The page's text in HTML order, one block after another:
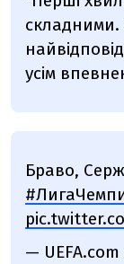
складними.
усім
Браво,
—